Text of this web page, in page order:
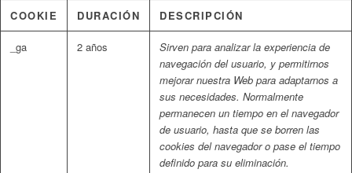
COOKIE
DURACIÓN DESCRIPCIÓN
_ga 2 años
Sirven para analizar la experiencia de
navegación del usuario, y permitirnos
mejorar nuestra Web para adaptarnos a
sus necesidades. Normalmente
permanecen un tiempo en el navegador
de usuario, hasta que se borren las
cookies del navegador o pase el tiempo
definido para su eliminación.